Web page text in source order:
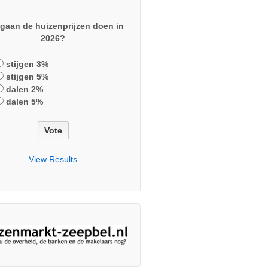
de huizenprijzen doen in
2026?
stijgen 3%
stijgen 5%
dalen 2%
dalen 5%
View Results